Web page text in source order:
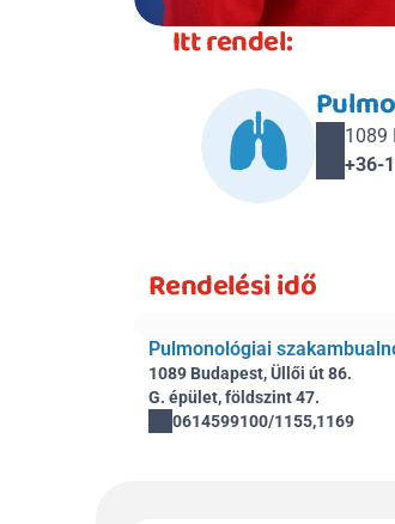
Itt rendel:
1089
+36-
Rendelési idő
Pulmonológiai
1089 Budapest, Üllői út 86.
G. épület, földszint 47.
0614599100/1155,1169